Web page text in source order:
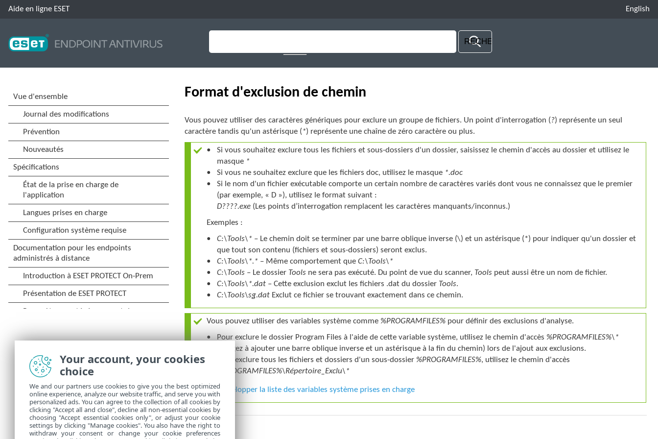
Aide en ligne ESET English
Format d'exclusion de chemin
Vous pouvez utiliser des caractères génériques pour exclure un groupe de fichiers. Un point d'interrogation (?) représente un seul
caractère tandis qu'un astérisque (*) représente une chaîne de zéro caractère ou plus.
Si vous souhaitez exclure tous les fichiers et sous-dossiers d'un dossier, saisissez le chemin d'accès au dossier et utilisez le
masque *
Si vous ne souhaitez exclure que les fichiers doc, utilisez le masque *.doc
Si le nom d'un fichier exécutable comporte un certain nombre de caractères variés dont vous ne connaissez que le premier
(par exemple, « D »), utilisez le format suivant :
D????.exe(Les points d’interrogation remplacent les caractères manquants/inconnus.)
Exemples :
C:\Tools\* – Le chemin doit se terminer par une barre oblique inverse (\) et un astérisque (*) pour indiquer qu'un dossier et
que tout son contenu (fichiers et sous-dossiers) seront exclus.
C:\Tools\*.* – Même comportement que C:\Tools\*
C:\Tools– Le dossier Toolsne sera pas exécuté. Du point de vue du scanner, Toolspeut aussi être un nom de fichier.
C:\Tools\*.dat– Cette exclusion exclut les fichiers .dat du dossier Tools.
C:\Tools\sg.datExclut ce fichier se trouvant exactement dans ce chemin.
Vous pouvez utiliser des variables système comme %PROGRAMFILES% pour définir des exclusions d'analyse.
Pour exclure le dossier Program Files à l'aide de cette variable système, utilisez le chemin d'accès %PROGRAMFILES%\*
(songez à ajouter une barre oblique inverse et un astérisque à la fin du chemin) lors de l'ajout aux exclusions.
Pour exclure tous les fichiers et dossiers d'un sous-dossier %PROGRAMFILES%, utilisez le chemin d'accès
%PROGRAMFILES%\Répertoire_Exclu\*
Développer la liste des variables système prises en charge
Your account, your cookies
choice
We and our partners use cookies to give you the best optimized
online experience, analyze our website traffic, and serve you with
personalized ads. You can agree to the collection of all cookies by
clicking "Accept all and close", decline all non-essential cookies by
choosing "Accept essential cookies only", or adjust your cookie
settings by clicking "Manage cookies". You also have the right to
withdraw your consent or change your cookie preferences